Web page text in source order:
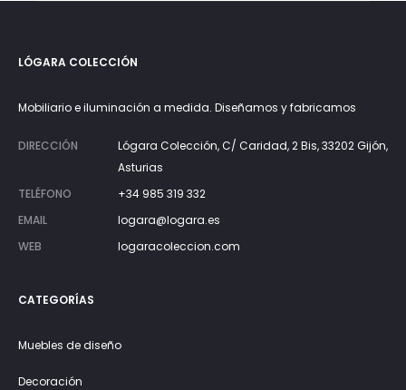
LÓGARA COLECCIÓN
Mobiliario e iluminación a medida. Diseñamos y fabricamos
DIRECCIÓN
Lógara Colección, C/ Caridad, 2 Bis, 33202 Gijón,
Asturias
TELÉFONO
+34 985 319 332
EMAIL
logara@logara.es
WEB
logaracoleccion.com
CATEGORÍAS
Muebles de diseño
Decoración